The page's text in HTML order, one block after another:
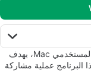
Alliance هو تطبيق مجاني لمشاركة الملفات مصمم لمستخدمي Mac، يهدف
البرنامج عملية مشاركة